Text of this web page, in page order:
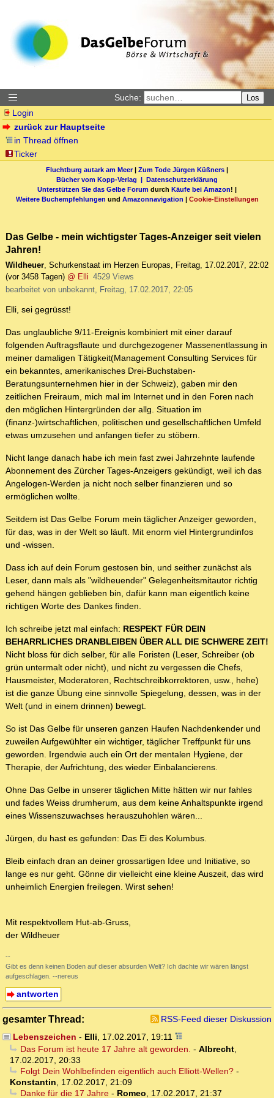
Suche: Los
Login
zurück zur Hauptseite
in Thread öffnen
Ticker
Fluchtburg autark am Meer| Zum Tode Jürgen Küßners |
Bücher vom Kopp-Verlag | Datenschutzerklärung
Unterstützen Sie das Gelbe Forum durch Käufe bei Amazon! |
Weitere Buchempfehlungen und Amazonnavigation | Cookie-Einstellungen
Das Gelbe - mein wichtigster Tages-Anzeiger seit vielen
Jahren!
Wildheuer, Schurkenstaat im Herzen Europas, Freitag, 17.02.2017, 22:02
(vor 3458 Tagen) @ Elli 4529 Views
bearbeitet von unbekannt, Freitag, 17.02.2017, 22:05
Elli, sei gegrüsst!
Das unglaubliche 9/11-Ereignis kombiniert mit einer darauf
folgenden Auftragsflaute und durchgezogener Massenentlassung in
meiner damaligen Tätigkeit(Management Consulting Services für
ein bekanntes, amerikanisches Drei-Buchstaben-
Beratungsunternehmen hier in der Schweiz), gaben mir den
zeitlichen Freiraum, mich mal im Internet und in den Foren nach
den möglichen Hintergründen der allg. Situation im
(finanz-)wirtschaftlichen, politischen und gesellschaftlichen Umfeld
etwas umzusehen und anfangen tiefer zu stöbern.
Nicht lange danach habe ich mein fast zwei Jahrzehnte laufende
Abonnement des Zürcher Tages-Anzeigers gekündigt, weil ich das
Angelogen-Werden ja nicht noch selber finanzieren und so
ermöglichen wollte.
Seitdem ist Das Gelbe Forum mein täglicher Anzeiger geworden,
für das, was in der Welt so läuft. Mit enorm viel Hintergrundinfos
und -wissen.
Dass ich auf dein Forum gestosen bin, und seither zunächst als
Leser, dann mals als "wildheuender" Gelegenheitsmitautor richtig
gehend hängen geblieben bin, dafür kann man eigentlich keine
richtigen Worte des Dankes finden.
Ich schreibe jetzt mal einfach: RESPEKT FÜR DEIN
BEHARRLICHES DRANBLEIBEN ÜBER ALL DIE SCHWERE ZEIT!
Nicht bloss für dich selber, für alle Foristen (Leser, Schreiber (ob
grün untermalt oder nicht), und nicht zu vergessen die Chefs,
Hausmeister, Moderatoren, Rechtschreibkorrektoren, usw., hehe)
ist die ganze Übung eine sinnvolle Spiegelung, dessen, was in der
Welt (und in einem drinnen) bewegt.
So ist Das Gelbe für unseren ganzen Haufen Nachdenkender und
zuweilen Aufgewühlter ein wichtiger, täglicher Treffpunkt für uns
geworden. Irgendwie auch ein Ort der mentalen Hygiene, der
Therapie, der Aufrichtung, des wieder Einbalancierens.
Ohne Das Gelbe in unserer täglichen Mitte hätten wir nur fahles
und fades Weiss drumherum, aus dem keine Anhaltspunkte irgend
eines Wissenszuwachses herauszuhohlen wären...
Jürgen, du hast es gefunden: Das Ei des Kolumbus.
Bleib einfach dran an deiner grossartigen Idee und Initiative, so
lange es nur geht. Gönne dir vielleicht eine kleine Auszeit, das wird
unheimlich Energien freilegen. Wirst sehen!
Mit respektvollem Hut-ab-Gruss,
der Wildheuer
--
Gibt es denn keinen Boden auf dieser absurden Welt? Ich dachte wir wären längst
aufgeschlagen. --nereus
antworten
gesamter Thread:
RSS-Feed dieser Diskussion
Lebenszeichen - Elli, 17.02.2017, 19:11
Das Forum ist heute 17 Jahre alt geworden. - Albrecht,
17.02.2017, 20:33
Folgt Dein Wohlbefinden eigentlich auch Elliott-Wellen?-
Konstantin, 17.02.2017, 21:09
Danke für die 17 Jahre- Romeo, 17.02.2017, 21:37